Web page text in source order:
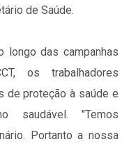
de Saúde.
longo das campanhas
os trabalhadores
de proteção à saúde e
saudável. "Temos
Portanto a nossa